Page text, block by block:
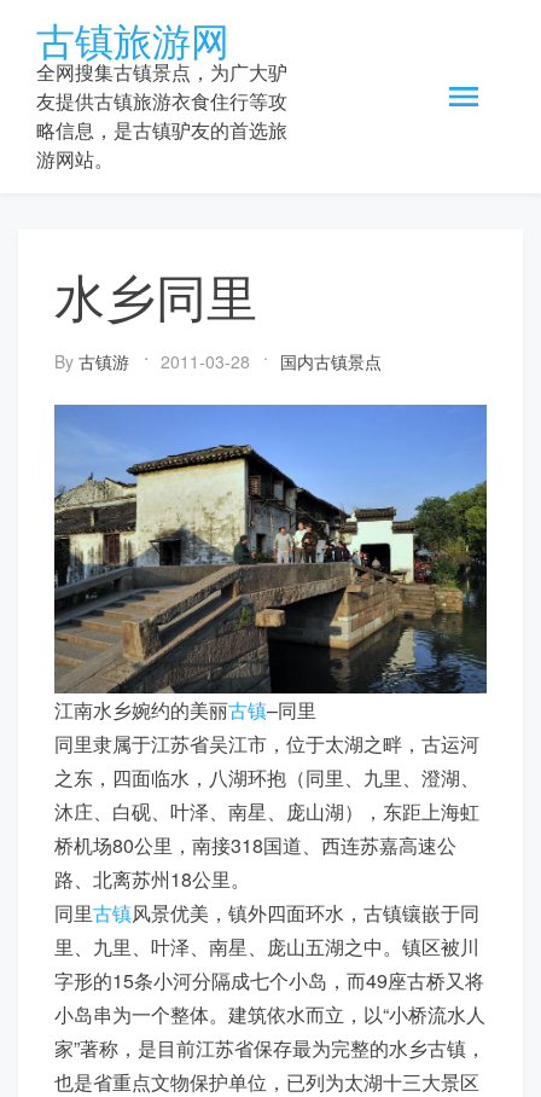
content
古镇旅游网
全网搜集古镇景点，为广大驴
友提供古镇旅游衣食住行等攻
略信息，是古镇驴友的首选旅
游网站。
水乡同里
By 古镇游 2011-03-28 国内古镇景点
江南水乡婉约的美丽古镇–同里
同里隶属于江苏省吴江市，位于太湖之畔，古运河
之东，四面临水，八湖环抱（同里、九里、澄湖、
沐庄、白砚、叶泽、南星、庞山湖），东距上海虹
桥机场80公里，南接318国道、西连苏嘉高速公
路、北离苏州18公里。
同里古镇风景优美，镇外四面环水，古镇镶嵌于同
里、九里、叶泽、南星、庞山五湖之中。镇区被川
字形的15条小河分隔成七个小岛，而49座古桥又将
小岛串为一个整体。建筑依水而立，以“小桥流水人
家”著称，是目前江苏省保存最为完整的水乡古镇，
也是省重点文物保护单位，已列为太湖十三大景区